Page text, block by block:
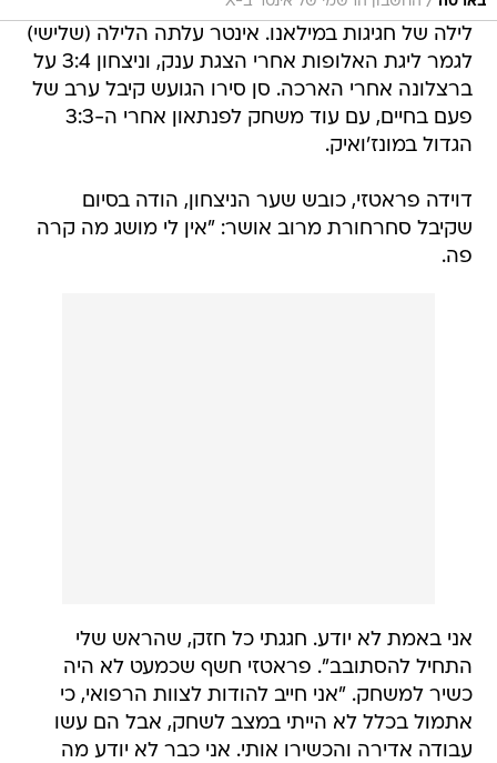
לילה של חגיגות במילאנו. אינטר עלתה הלילה (שלישי)
לגמר ליגת האלופות אחרי הצגת ענק, וניצחון 3:4 על
ברצלונה אחרי הארכה. סן סירו הגועש קיבל ערב של
פעם בחיים, עם עוד משחק לפנתאון אחרי ה-3:3
הגדול במונז'ואיק.
דוידה פראטזי, כובש שער הניצחון, הודה בסיום
שקיבל סחרחורת מרוב אושר: "אין לי מושג מה קרה
פה.
אני באמת לא יודע. חגגתי כל חזק, שהראש שלי
התחיל להסתובב". פראטזי חשף שכמעט לא היה
כשיר למשחק. "אני חייב להודות לצוות הרפואי, כי
אתמול בכלל לא הייתי במצב לשחק, אבל הם עשו
עבודה אדירה והכשירו אותי. אני כבר לא יודע מה